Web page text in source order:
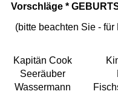
Vorschläge *
(bitte beachten Sie -
Kapitän Cook
Seeräuber
Wassermann